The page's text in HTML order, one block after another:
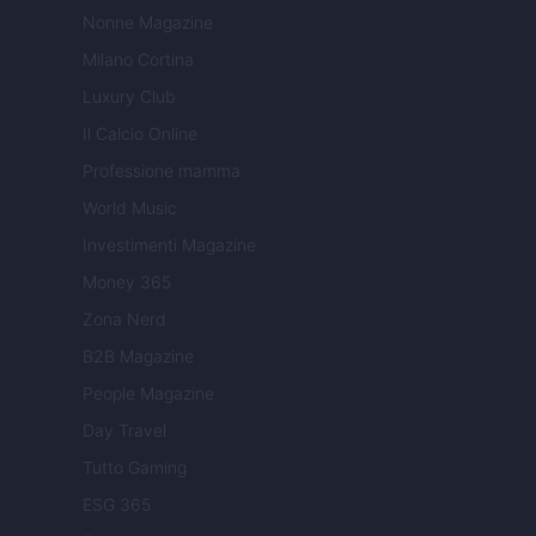
Nonne Magazine
Milano Cortina
Luxury Club
Il Calcio Online
Professione mamma
World Music
Investimenti Magazine
Money 365
Zona Nerd
B2B Magazine
People Magazine
Day Travel
Tutto Gaming
ESG 365